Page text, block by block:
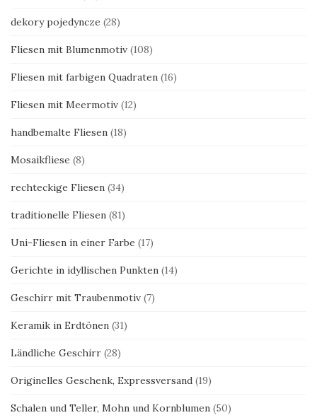
dekory pojedyncze (28)
Fliesen mit Blumenmotiv (108)
Fliesen mit farbigen Quadraten (16)
Fliesen mit Meermotiv (12)
handbemalte Fliesen (18)
Mosaikfliese (8)
rechteckige Fliesen (34)
traditionelle Fliesen (81)
Uni-Fliesen in einer Farbe (17)
Gerichte in idyllischen Punkten (14)
Geschirr mit Traubenmotiv (7)
Keramik in Erdtönen (31)
Ländliche Geschirr (28)
Originelles Geschenk, Expressversand (19)
Schalen und Teller, Mohn und Kornblumen (50)